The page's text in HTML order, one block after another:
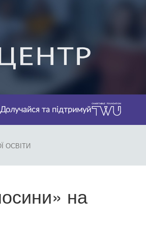
Долучайся та підтримуй
ОСВІТИ
на